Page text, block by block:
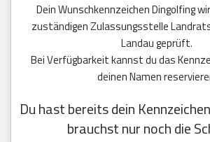
Dein Wunschkennzeichen Dingolfing
zuständigen Zulassungsstelle
Landau geprüft.
Bei Verfügbarkeit kannst du das
deinen Namen
Du hast bereits dein
brauchst nur noch die